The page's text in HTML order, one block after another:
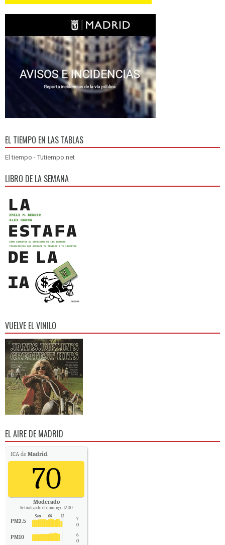
EL TIEMPO EN LAS TABLAS
El tiempo - Tutiempo.net
LIBRO DE LA SEMANA
VUELVE EL VINILO
EL AIRE DE MADRID
ICA de Madrid.
70
Moderado
Actualizado el domingo 12:00
PM2.5
7
0
PM10
6
0